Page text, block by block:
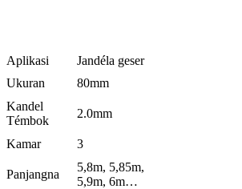
Aplikasi
Jandéla geser
Ukuran
80mm
Kandel
Témbok
2.0mm
Kamar 3
Panjangna
5,8m, 5,85m,
5,9m, 6m…